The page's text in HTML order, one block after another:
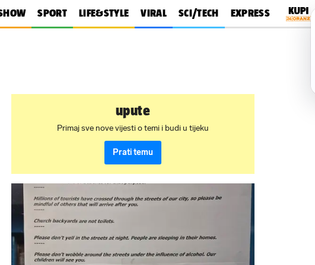
SPORT LIFE&STYLE VIRAL SCI/TECH EXPRESS
upute
Primaj sve nove vijesti o temi i budi u tijeku
Prati temu